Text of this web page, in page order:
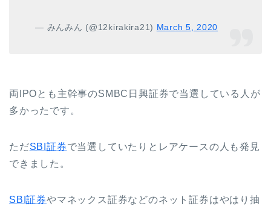
— みんみん (@12kirakira21) March 5, 2020
両IPOとも主幹事のSMBC日興証券で当選している人が
多かったです。
ただSBI証券で当選していたりとレアケースの人も発見
できました。
SBI証券やマネックス証券などのネット証券はやはり抽